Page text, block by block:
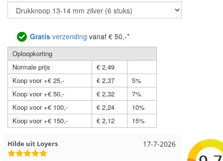
Gratis verzending vanaf € 50,-*
Oploopkorting
Normale prijs
€ 2,49
Koop voor +€ 25,-
€ 2,37
5%
Koop voor +€ 50,-
€ 2,32
7%
Koop voor +€ 100,-
€ 2,24
10%
Koop voor +€ 150,-
€ 2,12 15%
17-7-2026
uit Loyers Loes uit